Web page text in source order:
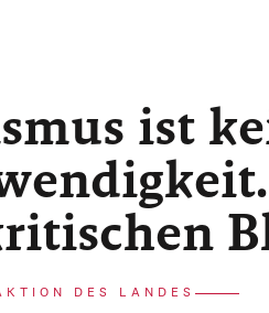
ist
DES LANDES